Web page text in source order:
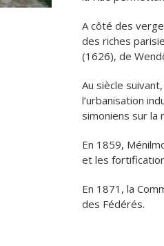
A côté des
des riches
(1626), de
Au siècle
l’urbanisation
simoniens sur la
En 1859,
et les
En 1871, la
des Fédérés.